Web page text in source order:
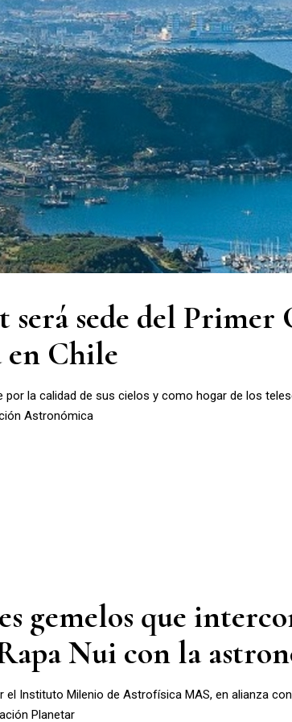
sede del Primer
Chile
por la calidad de sus cielos y como hogar de los
Astronómica
gemelos que
Nui con la
el Instituto Milenio de Astrofísica MAS, en alianza
Planetar